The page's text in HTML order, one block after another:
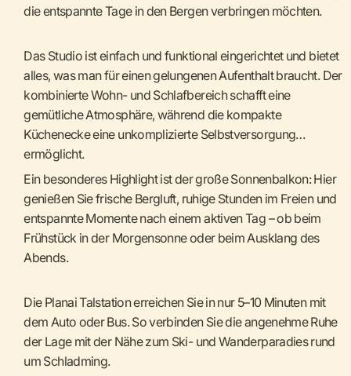
die entspannte Tage in den Bergen verbringen möchten.
Das Studio ist einfach und funktional eingerichtet und bietet
alles, was man für einen gelungenen Aufenthalt braucht. Der
kombinierte Wohn- und Schlafbereich schafft eine
gemütliche Atmosphäre, während die kompakte
Küchenecke eine unkomplizierte Selbstversorgung
ermöglicht.
Ein besonderes Highlight ist der große Sonnenbalkon: Hier
genießen Sie frische Bergluft, ruhige Stunden im Freien und
entspannte Momente nach einem aktiven Tag – ob beim
Frühstück in der Morgensonne oder beim Ausklang des
Abends.
Die Planai Talstation erreichen Sie in nur 5–10 Minuten mit
dem Auto oder Bus. So verbinden Sie die angenehme Ruhe
der Lage mit der Nähe zum Ski- und Wanderparadies rund
um Schladming.